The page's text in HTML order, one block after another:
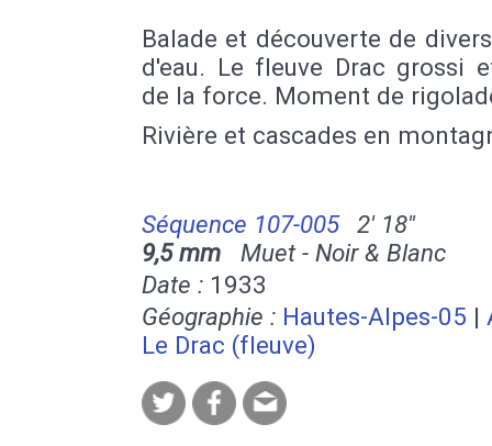
Balade et découverte de
d'eau. Le fleuve Drac grossi
de la force. Moment de
Rivière et cascades en
Séquence 107-005
2' 18''
9,5 mm Muet - Noir & Blanc
Date : 1933
Géographie : Hautes-Alpes-05 |
Le Drac (fleuve)